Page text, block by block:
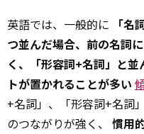
英語では、一般的に
「
つ並んだ場合、前の名詞
く、「形容詞+名詞」と
トが置かれることが多い
+名詞」、「形容詞+名詞
のつながりが強く、 慣用